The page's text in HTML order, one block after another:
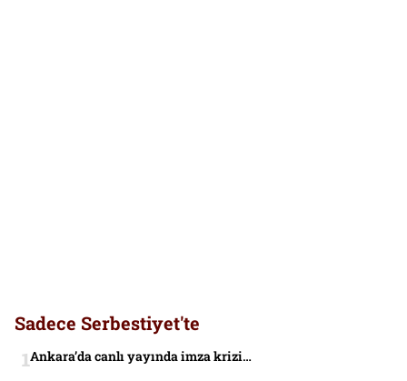
Sadece Serbestiyet'te
Ankara’da canlı yayında imza krizi…